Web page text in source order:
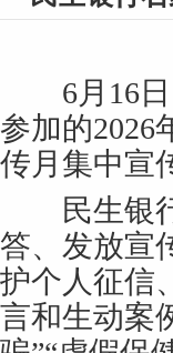
6月16日
参加的2026
传月集中宣
民生银行
答、发放宣
护个人征信
言和生动案